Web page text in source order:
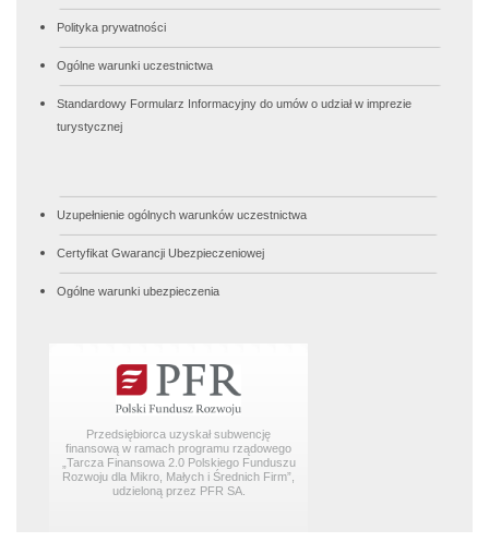
Polityka prywatności
Ogólne warunki uczestnictwa
Standardowy Formularz Informacyjny do umów o udział w imprezie
turystycznej
Uzupełnienie ogólnych warunków uczestnictwa
Certyfikat Gwarancji Ubezpieczeniowej
Ogólne warunki ubezpieczenia
Przedsiębiorca uzyskał subwencję
finansową w ramach programu rządowego
„Tarcza Finansowa 2.0 Polskiego Funduszu
Rozwoju dla Mikro, Małych i Średnich Firm”,
udzieloną przez PFR SA.